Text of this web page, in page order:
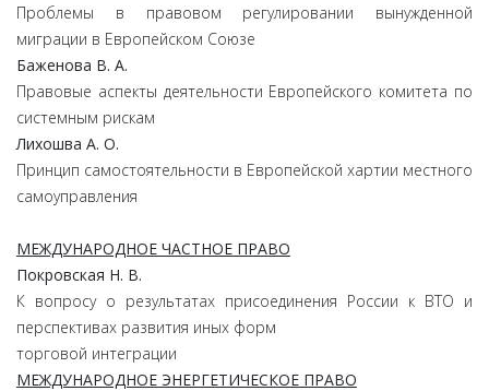
Проблемы в правовом регулировании вынужденной
миграции в Европейском Союзе
Баженова В. А.
Правовые аспекты деятельности Европейского комитета по
системным рискам
Лихошва А. О.
Принцип самостоятельности в Европейской хартии местного
самоуправления
МЕЖДУНАРОДНОЕ ЧАСТНОЕ ПРАВО
Покровская Н. В.
К вопросу о результатах присоединения России к ВТО и
перспективах развития иных форм
торговой интеграции
МЕЖДУНАРОДНОЕ ЭНЕРГЕТИЧЕСКОЕ ПРАВО